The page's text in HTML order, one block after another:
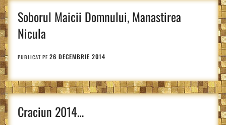
Soborul Maicii Domnului, Manastirea
Nicula
PUBLICAT PE 26 DECEMBRIE 2014
Craciun 2014…